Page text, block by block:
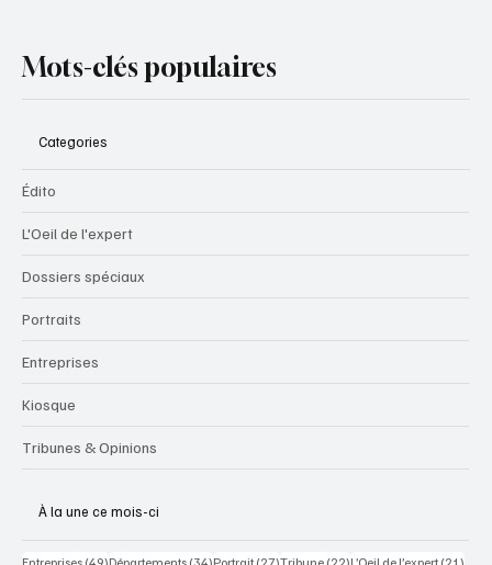
Mots-clés populaires
Categories
Édito
L'Oeil de l'expert
Dossiers spéciaux
Portraits
Entreprises
Kiosque
Tribunes & Opinions
À la une ce mois-ci
49 posts 34 posts 27 posts 22 posts